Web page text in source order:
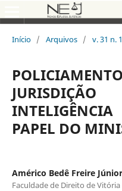
Início / Arquivos / v. 31 n.
PAPEL DO
Américo Bedê Freire Júnior
Faculdade de Direito de Vitória